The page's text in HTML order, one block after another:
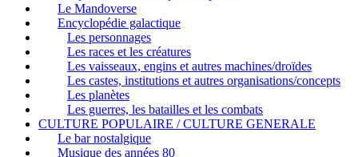
Le Mandoverse
Encyclopédie galactique
Les personnages
Les races et les créatures
Les vaisseaux, engins et autres machines/droïdes
Les castes, institutions et autres organisations/concepts
Les planètes
Les guerres, les batailles et les combats
CULTURE POPULAIRE / CULTURE GENERALE
Le bar nostalgique
Musique des années 80